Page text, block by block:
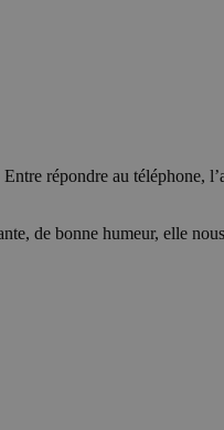
répondre au téléphone,
de bonne humeur, elle